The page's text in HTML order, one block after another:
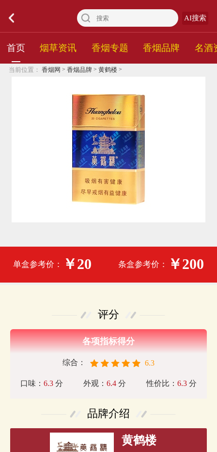
AI搜索
首页 烟草资讯 香烟专题 香烟品牌 名酒
当前位置： 香烟网 > 香烟品牌 > 黄鹤楼>
单盒参考价： ￥20 条盒参考价： ￥200
评分
各项指标得分
综合： 6.3
口味： 6.3分 外观： 6.4 分 性价比：6.3 分
品牌介绍
黄鹤楼